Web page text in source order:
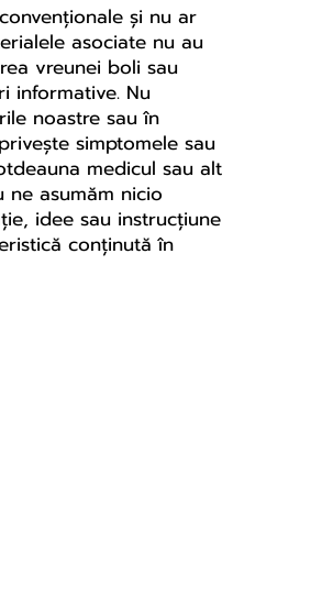
și nu ar
asociate nu au
vreunei boli sau
informative. Nu
noastre sau în
simptomele sau
medicul sau alt
asumăm nicio
idee sau instrucțiune
conținută în